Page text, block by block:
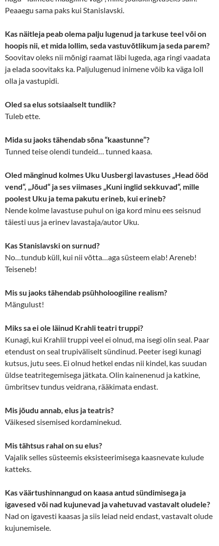
Peaaegu sama paks kui Stanislavski.
Kas näitleja peab olema palju lugenud ja tarkuse teel või on
hoopis nii, et mida lollim, seda vastuvõtlikum ja seda parem?
Soovitav oleks nii mõnigi raamat läbi lugeda, aga ringi vaadata
ja elada soovitaks ka. Paljulugenud inimene võib ka väga loll
olla ja vastupidi.
Oled sa elus sotsiaalselt tundlik?
Tuleb ette.
Mida su jaoks tähendab sõna “kaastunne”?
Tunned teise olendi tundeid… tunned kaasa.
Oled mänginud kolmes Uku Uusbergi lavastuses „Head ööd
vend“, „Jõud“ ja ses viimases „Kuni inglid sekkuvad“, mille
poolest Uku ja tema pakutu erineb, kui erineb?
Nende kolme lavastuse puhul on iga kord minu ees seisnud
täiesti uus ja erinev lavastaja/autor Uku.
Kas Stanislavski on surnud?
No…tundub küll, kui nii võtta…aga süsteem elab! Areneb!
Teiseneb!
Mis su jaoks tähendab psühholoogiline realism?
Mängulust!
Miks sa ei ole läinud Krahli teatri truppi?
Kunagi, kui Krahlil truppi veel ei olnud, ma isegi olin seal. Paar
etendust on seal trupiväliselt sündinud. Peeter isegi kunagi
kutsus, jutu sees. Ei olnud hetkel endas nii kindel, kas suudan
üldse teatritegemisega jätkata. Olin kainenenud ja katkine,
ümbritsev tundus veidrana, rääkimata endast.
Mis jõudu annab, elus ja teatris?
Väikesed sisemised kordaminekud.
Mis tähtsus rahal on su elus?
Vajalik selles süsteemis eksisteerimisega kaasnevate kulude
katteks.
Kas väärtushinnangud on kaasa antud sündimisega ja
igavesed või nad kujunevad ja vahetuvad vastavalt oludele?
Nad on igavesti kaasas ja siis leiad neid endast, vastavalt olude
kujunemisele.